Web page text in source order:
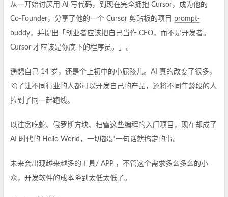
从一开始讨厌用 AI 写代码，到现在完全拥抱 Cursor，成为他的
Co-Founder，分享了他的一个 Cursor 剪贴板的项目 prompt-
buddy，并提出「创业者应该把自己当作 CEO，而不是开发者。
Cursor 才应该是你底下的程序员。」。
遥想自己 14 岁，还是个上初中的小屁孩儿。AI 真的改变了很多，
除了让不同行业的人都可以开发自己的产品，还将不同年龄段的人
拉到了同一起跑线。
以往贪吃蛇、俄罗斯方块、扫雷这些编程的入门项目，现在却成了
AI 时代的 Hello World，一切都是一句话就搞定的事。
未来会出现越来越多的工具/ APP ，不管这个需求多么多么的小
众，开发软件的成本降到太低太低了。